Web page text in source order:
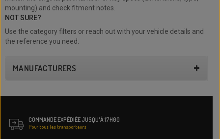
mounting) and check fitment notes.
NOT SURE?
Use the category filters or reach out with your vehicle details and
the reference you need.
MANUFACTURERS
COMMANDE EXPÉDIÉE JUSQU'À 17H00
Pour tous les transporteurs